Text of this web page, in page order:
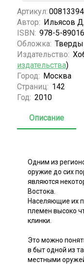
Артикул: 00813394
Автор: Ильясов
ISBN: 978-5-
Обложка:
Издательство:
издательства)
Город: Москва
Страниц: 142
Год: 2010
Описание
Одним из
оружие до сих
являются
Востока.
Населяющие их
племен высоко
клинки.
Это можно
в быт одной из
местными